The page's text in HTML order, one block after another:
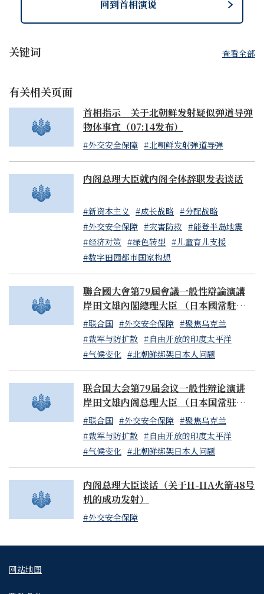
就是我对经济现状的基本认识。
6月份起实施每人4万日元的个人所得税和住民税的减税措
加切实高于物价涨幅，让国民真正享受到实惠。
要让涨薪理所当然的上升意识渗透并扎根于整个社会。要实
现涨价与涨薪的良性循环，迈入新的经济阶段，最为关键的
是强化供职员工占全社会总数七成的中小企业的涨薪和盈利
能力。政府将全力采取综合且多方面的措施。
第一，适当的价格转嫁。在供应链中，盈利的不能仅仅是大
型企业，也要让中小企业获得适当的利润分配。为此，要想
方设法适当转嫁劳务费。
首先，要严厉处置妨碍涨薪、违反分包法的行为。仅1月份
就有8家企业因违反分包法而接受劝告。我们将严格执行分
包法实施标准，加大执行力度。
关于反垄断法，3月份，公平交易委员会十分罕见地公布了
没有采取充分举措的10家企业的名称。政府接到该委员会的
报告表示，将继续就转嫁劳务费指针是否得到贯彻落实开展
调查，致力于改进。
第二，对涨薪开展细致的支援。涨薪促进税制的范围也涵盖
亏损企业，4月将启动覆盖八成中小企业、前所未有的亏损
结转抵扣措施。
医疗福利领域的工作人员占整体的14%，为切实提升薪资，
引进了新的机制。此外，为提升建筑物流业的薪资水平，将
大幅提高各类劳务单价。为使涨薪反映到个别工程的分包合
同等之中，以及大幅提升卡车司机的薪酬，已提交了相关法
资、自动化投资集中开展支援。建立机制，通过重塑技能提
关键词 查看全部
有关相关页面
首相指示 关于北朝鲜发射疑似弹道导弹
物体事宜（07:14发布）
#外交安全保障 #北朝鲜发射弹道导弹
内阁总理大臣就内阁全体辞职发表谈话
#新资本主义 #成长战略 #分配战略
#外交安全保障 #灾害防救 #能登半岛地震
#经济对策 #绿色转型 #儿童育儿支援
#数字田园都市国家构想
聯合國大會第79屆會議一般性辯論演講
岸田文雄內閣總理大臣 （日本國常駐聯合
國代表山崎和之大使代讀）
#联合国 #外交安全保障 #聚焦乌克兰
#裁军与防扩散 #自由开放的印度太平洋
#气候变化 #北朝鲜绑架日本人问题
联合国大会第79届会议一般性辩论演讲
岸田文雄内阁总理大臣 （日本国常驻联合
国代表山崎和之大使代读）
#联合国 #外交安全保障 #聚焦乌克兰
#裁军与防扩散 #自由开放的印度太平洋
#气候变化 #北朝鲜绑架日本人问题
内阁总理大臣谈话（关于H-IIA火箭48号
机的成功发射）
#外交安全保障
回到首相演说
网站地图